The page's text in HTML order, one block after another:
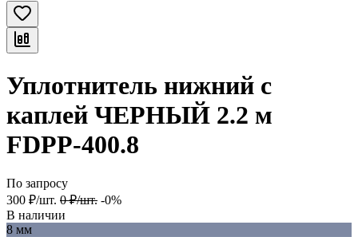
Уплотнитель нижний с
каплей ЧЕРНЫЙ 2.2 м
FDPP-400.8
По запросу
300 ₽/шт. 0 ₽/шт. -0%
В наличии
8 мм